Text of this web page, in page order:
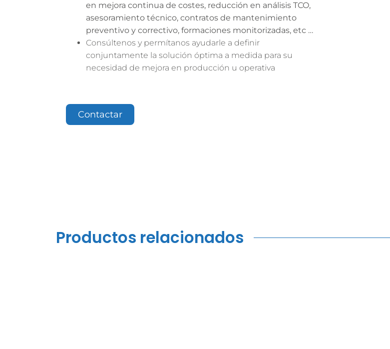
en mejora continua de costes, reducción en análisis TCO,
asesoramiento técnico, contratos de mantenimiento
preventivo y correctivo, formaciones monitorizadas, etc …
Consúltenos y permítanos ayudarle a definir
conjuntamente la solución óptima a medida para su
necesidad de mejora en producción u operativa
Contactar
Productos relacionados